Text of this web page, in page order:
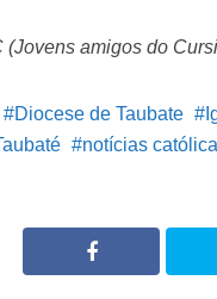
amigos do
Diocese de Taubate
notícias